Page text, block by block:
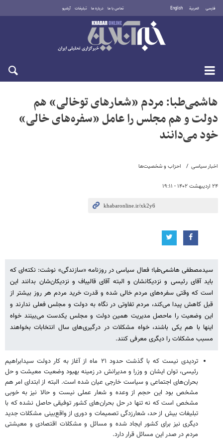
فارسی العربية English تماس با ما درباره ما تبلیغات آرشیو
جمعه ۱۶ مرداد ۱۴۰۵
اخبار سیاسی احزاب و شخصیت‌ها
۲۴ اردیبهشت ۱۴۰۲ - ۱۹:۱۱
هاشمی‌طبا: مردم «شعارهای توخالی» هم
دولت و هم مجلس را عامل «سفره‌های خالی»
خود می‌دانند
سیدمصطفی هاشمی‌طبا؛ فعال سیاسی در روزنامه «سازندگی» نوشت: نکته‌ای که
باید آقای رئیسی و نزدیکانشان و البته آقای قالیباف و نزدیکان‌شان بدانند این
است که وقتی سفره‌های مردم خالی شده و قدرت خرید مردم هر روز بیشتر از
قبل کاهش پیدا می‌کند، مردم تفاوتی در نگاه به دولت و مجلس فعلی ندارند و
این وضعیت را ماحصل مدیریت همین دولت و مجلس یکدست می‌بینند خواه
اینها با هم یکی باشند، خواه مشکلات در درگیری‌های سال انتخابات بخواهند
مسبب مشکلات را دیگری معرفی کنند.
تردیدی نیست که با گذشت حدود ۲۱ ماه از آغاز به کار دولت سیدابراهیم
رئیسی، توان ایشان و وزرا و مدیرانش در زمینه بهبود وضعیت معیشت و حل
بحران‌های اجتماعی و سیاست خارجی عیان شده است. البته از ابتدای امر هم
مشخص بود این حجم از وعده و شعار عملی نیست و حالا نیز به خوبی
مشخص است که نه تنها در حل بحران‌های کشور توفیقی حاصل نشده که با
تبلیغات بیش از حد، شعارزدگی تصمیمات و دوری از واقع‌بینی مشکلات جدید
دیگری نیز برای کشور ایجاد شده و مسائل و مشکلات اقتصادی و معیشتی
مردم در صدر این مسائل قرار دارد.